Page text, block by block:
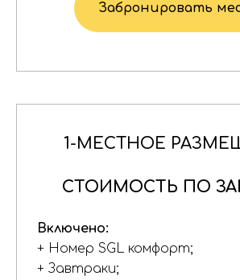
Забронировать
1-МЕСТНОЕ
СТОИМОСТЬ ПО
Включено:
+ Номер SGL комфорт;
+ Завтраки;